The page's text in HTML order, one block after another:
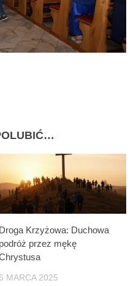
Droga Krzyżowa: Duchowa
podróż przez mękę
6 MARCA 2025